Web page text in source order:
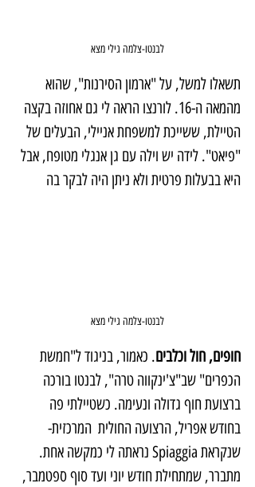
לבנטו-צלמה גילי מצא
תשאלו למשל, על "ארמון הסירנות", שהוא
מהמאה ה-16. לורנצו הראה לי גם אחוזה בקצה
הטיילת, ששייכת למשפחת אניילי, הבעלים של
"פיאט". לידה יש וילה עם גן אנגלי מטופח, אבל
היא בבעלות פרטית ולא ניתן היה לבקר בה
לבנטו-צלמה גילי מצא
חופים, חול וכלבים. כאמור, בניגוד ל"חמשת
הכפרים" שב"צ'ינקווה טרה", לבנטו בורכה
ברצועת חוף גדולה ונעימה. כשטיילתי פה
בחודש אפריל, הרצועה החולית  המרכזית-
שנקראת Spiaggia נראתה לי כמקשה אחת.
מתברר, שמתחילת חודש יוני ועד סוף ספטמבר,